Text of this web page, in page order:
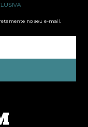
no seu e-mail.